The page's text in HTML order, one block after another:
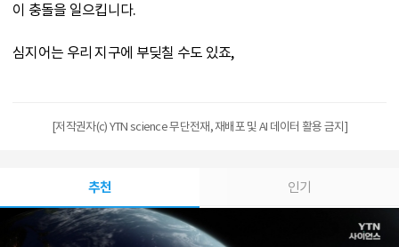
이 충돌을 일으킵니다.
심지어는 우리 지구에 부딪칠 수도 있죠,
[저작권자(c) YTN science 무단전재, 재배포 및 AI 데이터 활용 금지]
추천 인기